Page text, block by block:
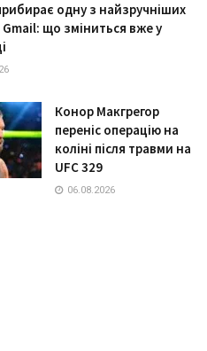
одну з найзручніших
що зміниться вже у
Конор Макгрегор
переніс операцію на
коліні після травми на
UFC 329
06.08.2026